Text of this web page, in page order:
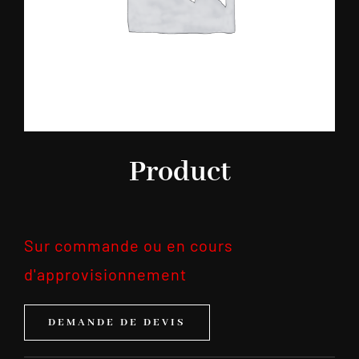
Product
Sur commande ou en cours
d'approvisionnement
DEMANDE DE DEVIS